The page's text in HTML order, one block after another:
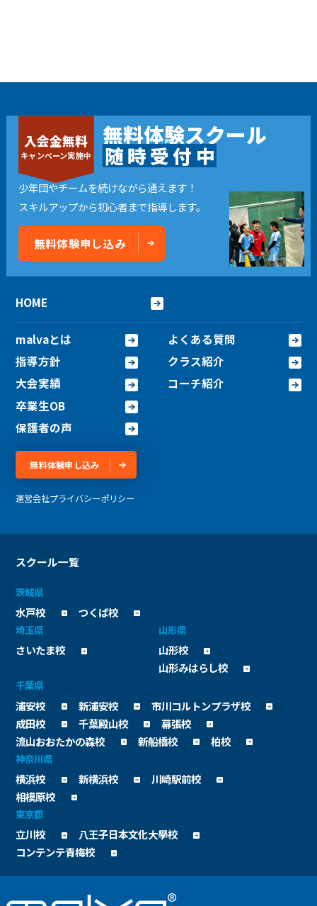
入会金無料
キャンペーン実施中
無料体験スクール
随時受付 中
少年団やチームを続けながら通えます！
スキルアップから初心者まで指導します。
無料体験申し込み
HOME
malvaとは
指導方針
大会実績
卒業生OB
保護者の声
よくある質問
クラス紹介
コーチ紹介
無料体験申し込み
運営会社プライバシーポリシー
スクール一覧
茨城県
水戸校 つくば校
埼玉県
さいたま校
山形県
山形校
山形みはらし校
千葉県
浦安校 新浦安校
市川コルトンプラザ校
成田校
千葉殿山校
幕張校
流山おおたかの森校
新船橋校 柏校
神奈川県
横浜校 新横浜校
川崎駅前校
相模原校
東京都
立川校
八王子日本文化大學校
コンテンテ青梅校